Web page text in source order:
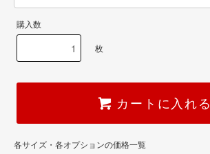
購入数
枚
カートに入れる
各サイズ・各オプションの価格一覧